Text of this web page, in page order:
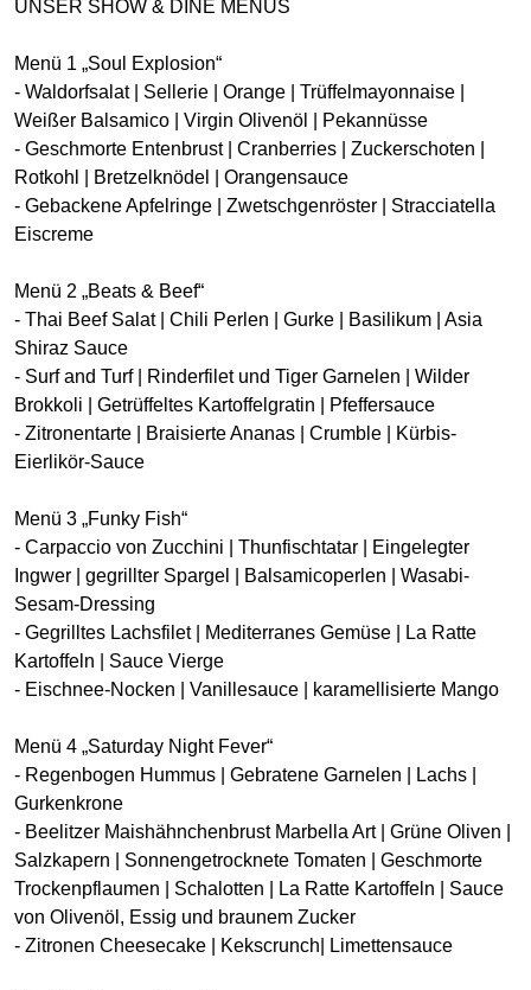
UNSER SHOW & DINE MENÜS
Menü 1 „Soul Explosion“
- Waldorfsalat | Sellerie | Orange | Trüffelmayonnaise |
Weißer Balsamico | Virgin Olivenöl | Pekannüsse
- Geschmorte Entenbrust | Cranberries | Zuckerschoten |
Rotkohl | Bretzelknödel | Orangensauce
- Gebackene Apfelringe | Zwetschgenröster | Stracciatella
Eiscreme
Menü 2 „Beats & Beef“
- Thai Beef Salat | Chili Perlen | Gurke | Basilikum | Asia
Shiraz Sauce
- Surf and Turf | Rinderfilet und Tiger Garnelen | Wilder
Brokkoli | Getrüffeltes Kartoffelgratin | Pfeffersauce
- Zitronentarte | Braisierte Ananas | Crumble | Kürbis-
Eierlikör-Sauce
Menü 3 „Funky Fish“
- Carpaccio von Zucchini | Thunfischtatar | Eingelegter
Ingwer | gegrillter Spargel | Balsamicoperlen | Wasabi-
Sesam-Dressing
- Gegrilltes Lachsfilet | Mediterranes Gemüse | La Ratte
Kartoffeln | Sauce Vierge
- Eischnee-Nocken | Vanillesauce | karamellisierte Mango
Menü 4 „Saturday Night Fever“
- Regenbogen Hummus | Gebratene Garnelen | Lachs |
Gurkenkrone
- Beelitzer Maishähnchenbrust Marbella Art | Grüne Oliven |
Salzkapern | Sonnengetrocknete Tomaten | Geschmorte
Trockenpflaumen | Schalotten | La Ratte Kartoffeln | Sauce
von Olivenöl, Essig und braunem Zucker
- Zitronen Cheesecake | Kekscrunch| Limettensauce